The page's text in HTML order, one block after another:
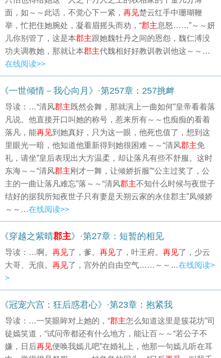
面，如～～此话，不觉心下一紧， 再见楚云红手中珊瑚鞭
举，忙把住她腕处，凝着眉摇头而劝，“郡主息怒……”～～妍
儿你别管了，这是本郡主跟她魏牡丹之间的恩怨，魏仁溥没
功夫调教她，那就让本郡主代魏相好好教训教训他这～～…
在线阅读>>
《一世倾情－我心向月》·第257章：257挑衅
导读：…“清风郡主既然会舞，那就演上一曲如何”皇帝看着落
凡说。他直接开口叫她的称号，惹来所有～～也痴痴的看着
落凡，能再见到她真好，只为这一眼，他死也值了，想到这
里眼光一暗，他知道他重新得到她很困难～～“清风郡主免
礼，请坐”皇后表现出大方温柔，却让落凡有些不舒服。这时
东海～～“清风郡主刚才一舞，让倾娇折服”“公主过奖了，公
主的一曲让落凡难忘”落～～“清风郡主不知什么时候与夜世子
结好的据我所知夜世子只有妻是天朔云家的永佳郡主”凤倾娇
～～…在线阅读>>
《穿越之紫晴郡主》·第27章：短暂的相见
导读：…啊。 再见了，爹。 再见了，叶王府。 再见了，少云
大哥、无痕。 再见了，宫外的自由空气……～～…在线阅读>
>
《冠宠六宫：狂后惑君心》·第23章：抱紧我
导读：…一笑眼眸对上她的，“郡主怎么知道这里是簇花坊”司
徒嫣笑道，“试问帝都还有什么地方，能让百～～“若公子不
嫌，日后再见便唤我嫣儿吧”在婚礼上，他那一句嫣儿听在耳